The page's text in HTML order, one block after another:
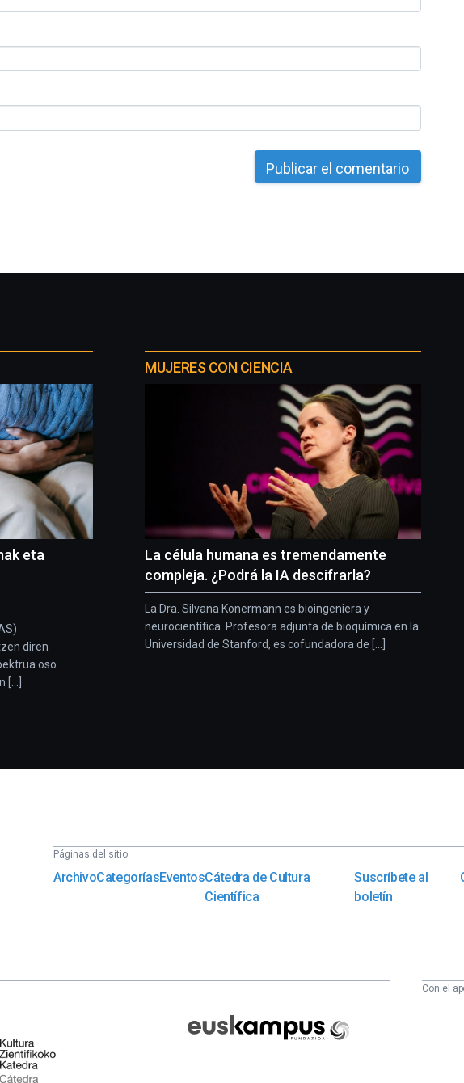
eta
diren
oso
[...]
MUJERES CON CIENCIA
La célula humana es tremendamente
compleja. ¿Podrá la IA descifrarla?
La Dra. Silvana Konermann es bioingeniera y
neurocientífica. Profesora adjunta de bioquímica en la
Universidad de Stanford, es cofundadora de [...]
Páginas del sitio:
ArchivoCategoríasEventosCátedra de Cultura
Científica
Suscríbete al
boletín
Fundazioa
Con el